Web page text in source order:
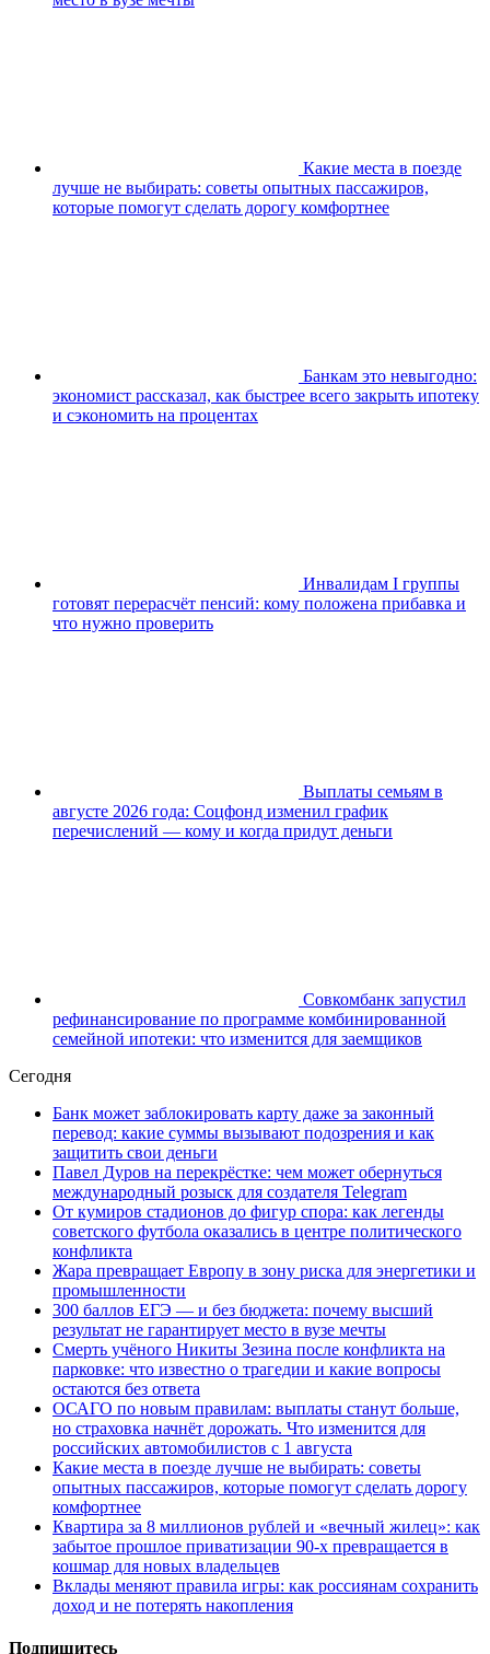
Какие места в поезде
лучше не выбирать: советы опытных пассажиров,
которые помогут сделать дорогу комфортнее
Банкам это невыгодно:
экономист рассказал, как быстрее всего закрыть ипотеку
и сэкономить на процентах
Инвалидам I группы
готовят перерасчёт пенсий: кому положена прибавка и
что нужно проверить
Выплаты семьям в
августе 2026 года: Соцфонд изменил график
перечислений — кому и когда придут деньги
Совкомбанк запустил
рефинансирование по программе комбинированной
семейной ипотеки: что изменится для заемщиков
Сегодня
Банк может заблокировать карту даже за законный
перевод: какие суммы вызывают подозрения и как
защитить свои деньги
Павел Дуров на перекрёстке: чем может обернуться
международный розыск для создателя Telegram
От кумиров стадионов до фигур спора: как легенды
советского футбола оказались в центре политического
конфликта
Жара превращает Европу в зону риска для энергетики и
промышленности
300 баллов ЕГЭ — и без бюджета: почему высший
результат не гарантирует место в вузе мечты
Смерть учёного Никиты Зезина после конфликта на
парковке: что известно о трагедии и какие вопросы
остаются без ответа
ОСАГО по новым правилам: выплаты станут больше,
но страховка начнёт дорожать. Что изменится для
российских автомобилистов с 1 августа
Какие места в поезде лучше не выбирать: советы
опытных пассажиров, которые помогут сделать дорогу
комфортнее
Квартира за 8 миллионов рублей и «вечный жилец»: как
забытое прошлое приватизации 90-х превращается в
кошмар для новых владельцев
Вклады меняют правила игры: как россиянам сохранить
доход и не потерять накопления
Подпишитесь